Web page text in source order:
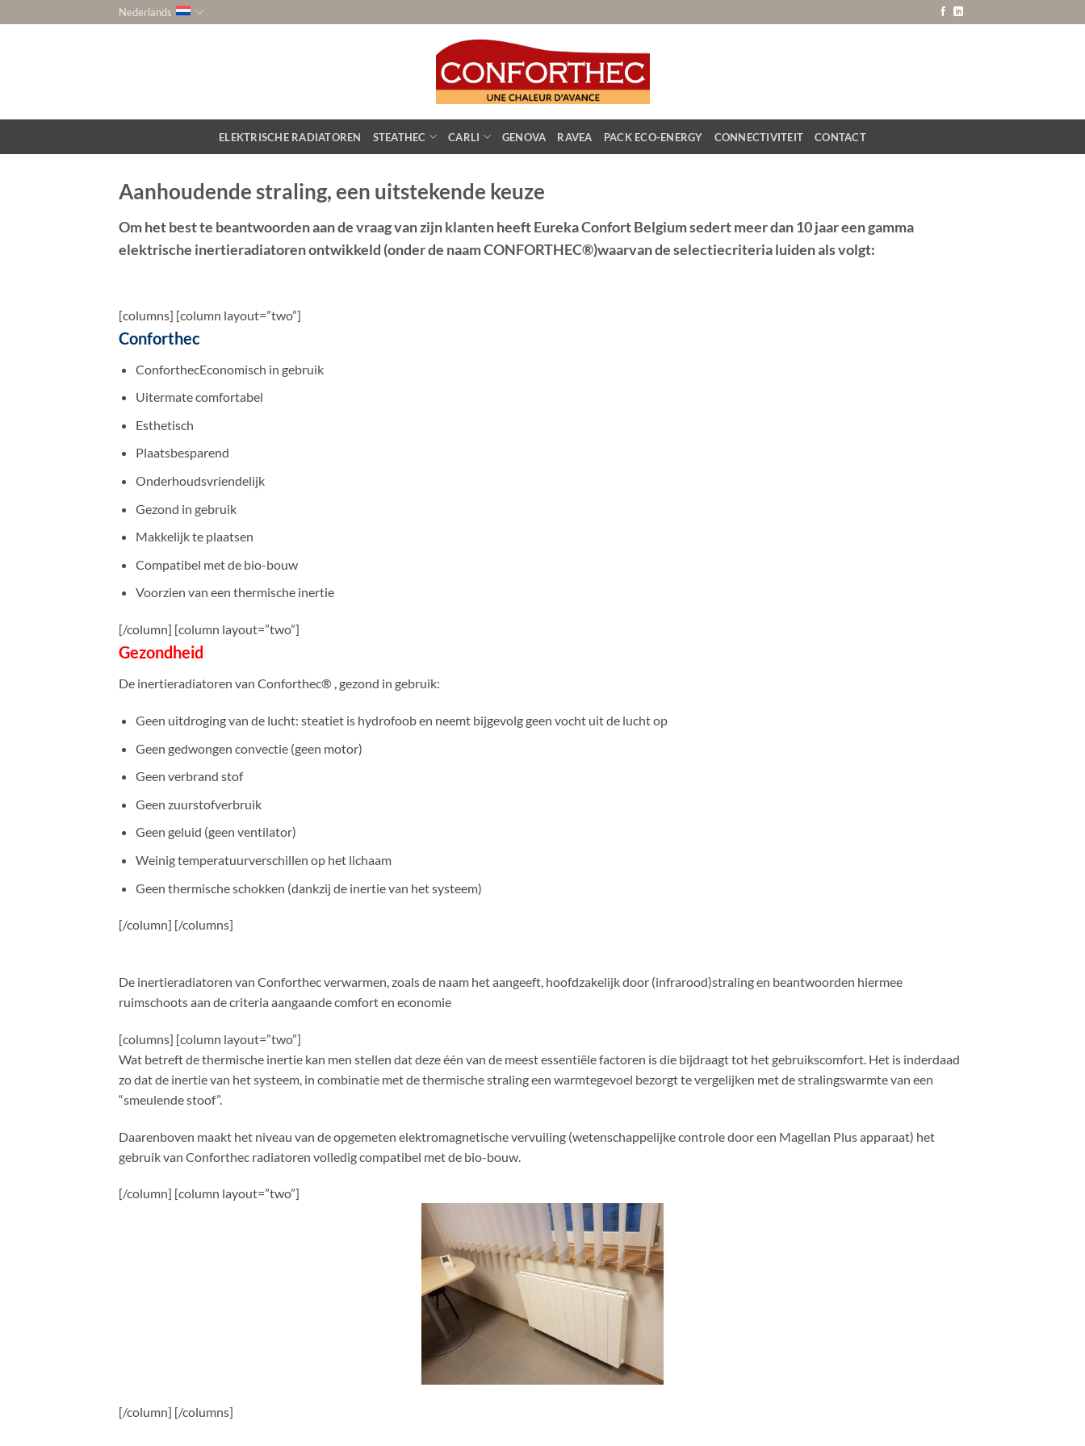
naar
Nederlands
ELEKTRISCHE RADIATOREN STEATHEC CARLI GENOVA RAVEA PACK ECO-ENERGY CONNECTIVITEIT CONTACT
Aanhoudende straling, een uitstekende keuze
Om het best te beantwoorden aan de vraag van zijn klanten heeft Eureka Confort Belgium sedert meer dan 10 jaar een gamma
elektrische inertieradiatoren ontwikkeld (onder de naam CONFORTHEC®)waarvan de selectiecriteria luiden als volgt:
[columns] [column layout=”two”]
Conforthec
ConforthecEconomisch in gebruik
Uitermate comfortabel
Esthetisch
Plaatsbesparend
Onderhoudsvriendelijk
Gezond in gebruik
Makkelijk te plaatsen
Compatibel met de bio-bouw
Voorzien van een thermische inertie
[/column] [column layout=”two”]
Gezondheid
De inertieradiatoren van Conforthec® , gezond in gebruik:
Geen uitdroging van de lucht: steatiet is hydrofoob en neemt bijgevolg geen vocht uit de lucht op
Geen gedwongen convectie (geen motor)
Geen verbrand stof
Geen zuurstofverbruik
Geen geluid (geen ventilator)
Weinig temperatuurverschillen op het lichaam
Geen thermische schokken (dankzij de inertie van het systeem)
[/column] [/columns]
De inertieradiatoren van Conforthec verwarmen, zoals de naam het aangeeft, hoofdzakelijk door (infrarood)straling en beantwoorden hiermee
ruimschoots aan de criteria aangaande comfort en economie
[columns] [column layout=”two”]
Wat betreft de thermische inertie kan men stellen dat deze één van de meest essentiële factoren is die bijdraagt tot het gebruikscomfort. Het is inderdaad
zo dat de inertie van het systeem, in combinatie met de thermische straling een warmtegevoel bezorgt te vergelijken met de stralingswarmte van een
“smeulende stoof”.
Daarenboven maakt het niveau van de opgemeten elektromagnetische vervuiling (wetenschappelijke controle door een Magellan Plus apparaat) het
gebruik van Conforthec radiatoren volledig compatibel met de bio-bouw.
[/column] [column layout=”two”]
[/column] [/columns]